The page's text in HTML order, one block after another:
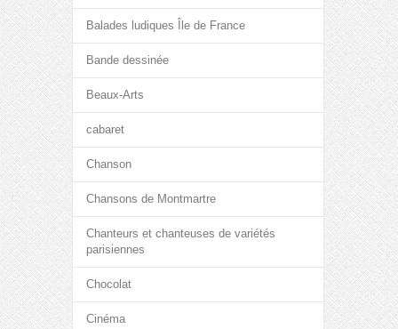
Balades ludiques Île de France
Bande dessinée
Beaux-Arts
cabaret
Chanson
Chansons de Montmartre
Chanteurs et chanteuses de variétés
parisiennes
Chocolat
Cinéma